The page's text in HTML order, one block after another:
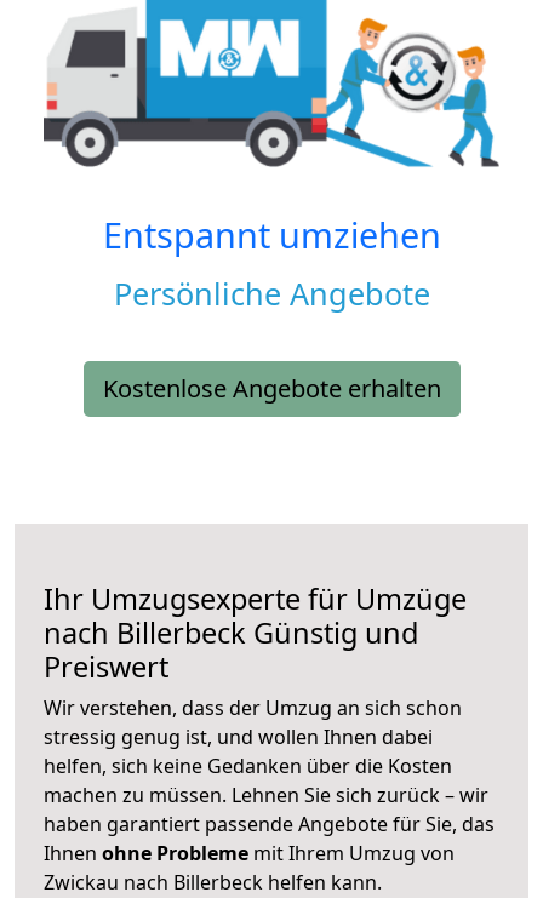
Entspannt umziehen
Persönliche Angebote
Kostenlose Angebote erhalten
Ihr Umzugsexperte für Umzüge
nach Billerbeck Günstig und
Preiswert
Wir verstehen, dass der Umzug an sich schon
stressig genug ist, und wollen Ihnen dabei
helfen, sich keine Gedanken über die Kosten
machen zu müssen. Lehnen Sie sich zurück – wir
haben garantiert passende Angebote für Sie, das
Ihnen ohne Probleme mit Ihrem Umzug von
Zwickau nach Billerbeck helfen kann.